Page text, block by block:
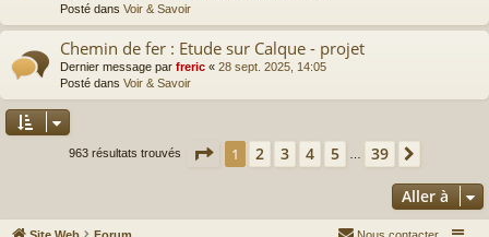
Posté dans Voir & Savoir
Chemin de fer : Etude sur Calque - projet
Dernier message par freric « 28 sept. 2025, 14:05
Posté dans Voir & Savoir
963 résultats trouvés Page 1 sur 39
1 2 3 4 5 39
Aller à